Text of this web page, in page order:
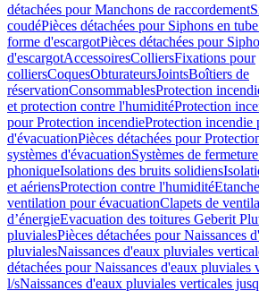
détachées pour Manchons de raccordement
coudéPièces détachées pour Siphons en
forme d'escargotPièces détachées pour
d'escargotAccessoiresColliersFixations pour
colliersCoquesObturateursJointsBoîtiers de
réservationConsommablesProtection
et protection contre l'humiditéProtection
pour Protection incendieProtection incendie
d'évacuationPièces détachées pour
systèmes d'évacuationSystèmes de
phoniqueIsolations des bruits solidiens
et aériensProtection contre l'humidité
ventilation pour évacuationClapets de
d’énergieEvacuation des toitures Geberit
pluvialesPièces détachées pour Naissances
pluvialesNaissances d'eaux pluviales
détachées pour Naissances d'eaux pluviales
l/sNaissances d'eaux pluviales verticales